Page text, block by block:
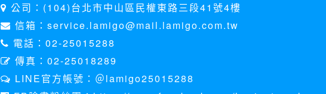
公司：(104)台北市中山區民權東路三段41號4樓
信箱：service.lamigo@mail.lamigo.com.tw
電話：02-25015288
傳真：02-25018289
LINE官方帳號：＠lamigo25015288